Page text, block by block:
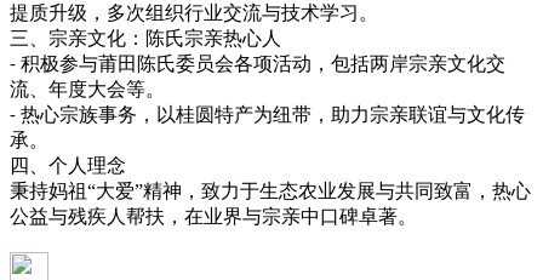
提质升级，多次组织行业交流与技术学习。
三、宗亲文化：陈氏宗亲热心人
- 积极参与莆田陈氏委员会各项活动，包括两岸宗亲文化交
流、年度大会等。
- 热心宗族事务，以桂圆特产为纽带，助力宗亲联谊与文化传
承。
四、个人理念
秉持妈祖“大爱”精神，致力于生态农业发展与共同致富，热心
公益与残疾人帮扶，在业界与宗亲中口碑卓著。